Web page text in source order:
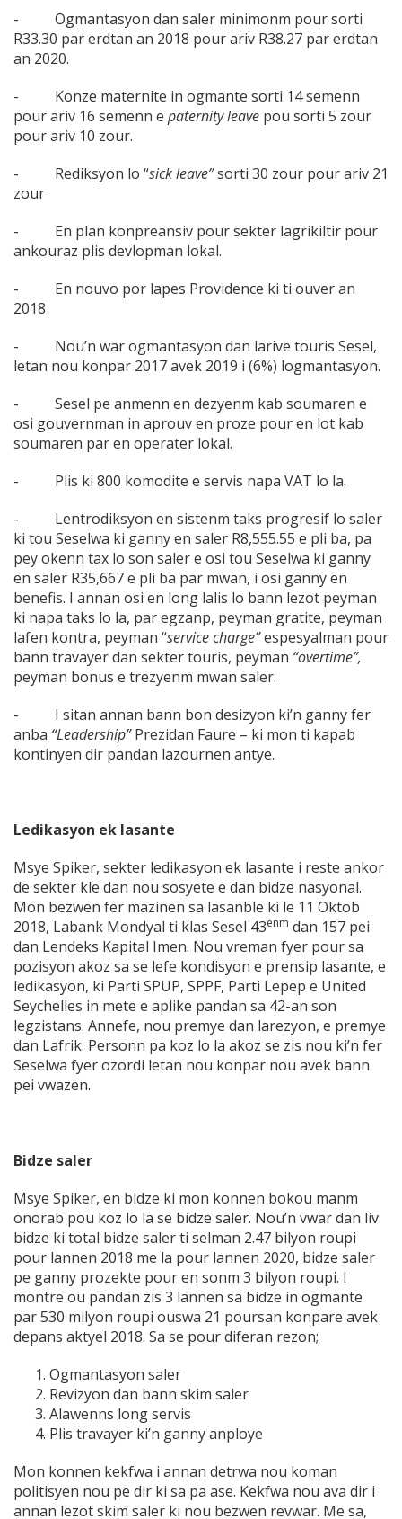
- Ogmantasyon dan saler minimonm pour sorti
R33.30 par erdtan an 2018 pour ariv R38.27 par erdtan
an 2020.
- Konze maternite in ogmante sorti 14 semenn
pour ariv 16 semenn e paternity leave pou sorti 5 zour
pour ariv 10 zour.
- Rediksyon lo “sick leave”sorti 30 zour pour ariv 21
zour
- En plan konpreansiv pour sekter lagrikiltir pour
ankouraz plis devlopman lokal.
- En nouvo por lapes Providence ki ti ouver an
2018
- Nou’n war ogmantasyon dan larive touris Sesel,
letan nou konpar 2017 avek 2019 i (6%) logmantasyon.
- Sesel pe anmenn en dezyenm kab soumaren e
osi gouvernman in aprouv en proze pour en lot kab
soumaren par en operater lokal.
- Plis ki 800 komodite e servis napa VAT lo la.
- Lentrodiksyon en sistenm taks progresif lo saler
ki tou Seselwa ki ganny en saler R8,555.55 e pli ba, pa
pey okenn tax lo son saler e osi tou Seselwa ki ganny
en saler R35,667 e pli ba par mwan, i osi ganny en
benefis. I annan osi en long lalis lo bann lezot peyman
ki napa taks lo la, par egzanp, peyman gratite, peyman
lafen kontra, peyman “service charge”espesyalman pour
bann travayer dan sekter touris, peyman “overtime”,
peyman bonus e trezyenm mwan saler.
- I sitan annan bann bon desizyon ki’n ganny fer
anba “Leadership”Prezidan Faure – ki mon ti kapab
kontinyen dir pandan lazournen antye.
Ledikasyon ek lasante
Msye Spiker, sekter ledikasyon ek lasante i reste ankor
de sekter kle dan nou sosyete e dan bidze nasyonal.
Mon bezwen fer mazinen sa lasanble ki le 11 Oktob
2018, Labank Mondyal ti klas Sesel 43enm dan 157 pei
dan Lendeks Kapital Imen. Nou vreman fyer pour sa
pozisyon akoz sa se lefe kondisyon e prensip lasante, e
ledikasyon, ki Parti SPUP, SPPF, Parti Lepep e United
Seychelles in mete e aplike pandan sa 42-an son
legzistans. Annefe, nou premye dan larezyon, e premye
dan Lafrik. Personn pa koz lo la akoz se zis nou ki’n fer
Seselwa fyer ozordi letan nou konpar nou avek bann
pei vwazen.
Bidze saler
Msye Spiker, en bidze ki mon konnen bokou manm
onorab pou koz lo la se bidze saler. Nou’n vwar dan liv
bidze ki total bidze saler ti selman 2.47 bilyon roupi
pour lannen 2018 me la pour lannen 2020, bidze saler
pe ganny prozekte pour en sonm 3 bilyon roupi. I
montre ou pandan zis 3 lannen sa bidze in ogmante
par 530 milyon roupi ouswa 21 poursan konpare avek
depans aktyel 2018. Sa se pour diferan rezon;
Ogmantasyon saler
Revizyon dan bann skim saler
Alawenns long servis
Plis travayer ki’n ganny anploye
Mon konnen kekfwa i annan detrwa nou koman
politisyen nou pe dir ki sa pa ase. Kekfwa nou ava dir i
annan lezot skim saler ki nou bezwen revwar. Me sa,